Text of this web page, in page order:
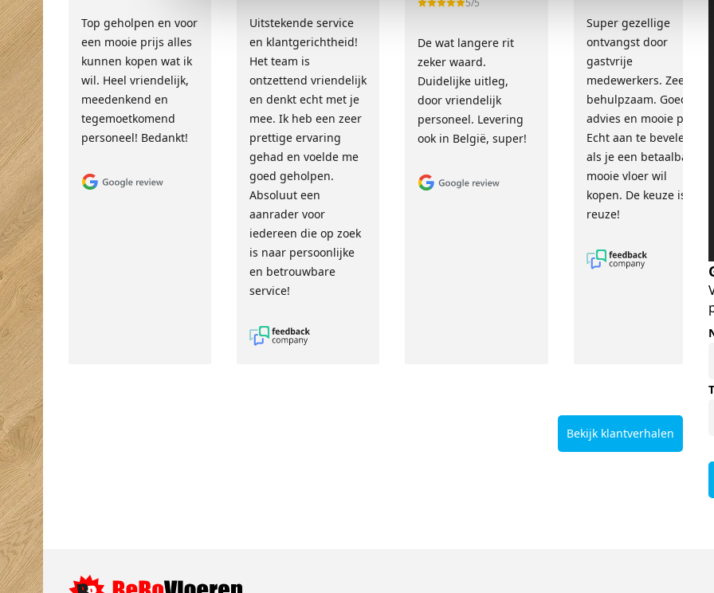
Top geholpen en voor
een mooie prijs alles
kunnen kopen wat ik
wil. Heel vriendelijk,
meedenkend en
tegemoetkomend
personeel! Bedankt!
Uitstekende service
en klantgerichtheid!
Het team is
ontzettend vriendelijk
en denkt echt met je
mee. Ik heb een zeer
prettige ervaring
gehad en voelde me
goed geholpen.
Absoluut een
aanrader voor
iedereen die op zoek
is naar persoonlijke
en betrouwbare
service!
5/5
De wat langere rit
zeker waard.
Duidelijke uitleg,
door vriendelijk
personeel. Levering
ook in België, super!
Super gezellige
ontvangst door
gastvrije
medewerkers. Zeer
behulpzaam. Goed
advies en mooie prijs.
Echt aan te bevelen
als je een betaalbare,
mooie vloer wil
kopen. De keuze is
reuze!
Bekijk klantverhalen